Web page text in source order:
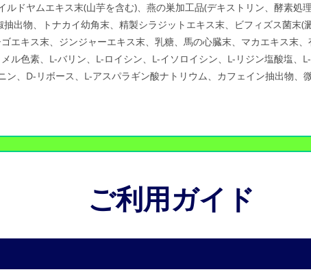
ドヤムエキス末(山芋を含む)、燕の巣加工品(デキストリン、酵素処
出物、トナカイ幼角末、精製シラジットエキス末、ビフィズス菌末(
エキス末、ジンジャーエキス末、乳糖、馬の心臓末、マカエキス末
ル色素、L-バリン、L-ロイシン、L-イソロイシン、L-リジン塩酸塩、
ン、D-リボース、L-アスパラギン酸ナトリウム、カフェイン抽出物、
ご利用ガイド